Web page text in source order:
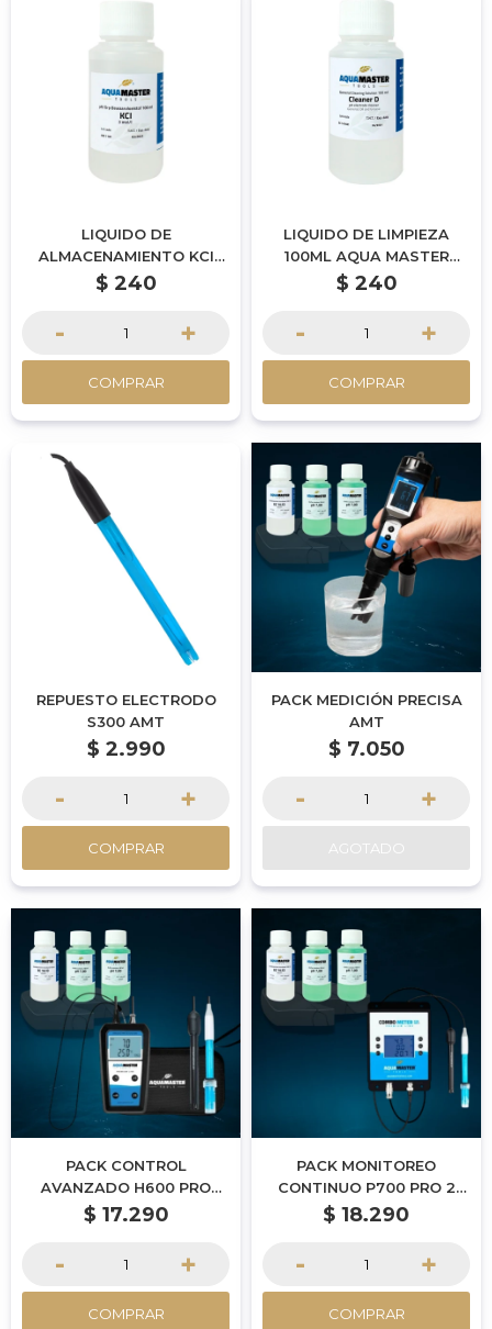
LIQUIDO DE
ALMACENAMIENTO KCI
100ML AQUA MASTER
$ 240
- +
COMPRAR
LIQUIDO DE LIMPIEZA
100ML AQUA MASTER
TOOLS
$ 240
- +
COMPRAR
REPUESTO ELECTRODO
S300 AMT
$ 2.990
- +
COMPRAR
PACK MEDICIÓN PRECISA
AMT
$ 7.050
- +
AGOTADO
PACK CONTROL
AVANZADO H600 PRO
AMT
$ 17.290
- +
COMPRAR
PACK MONITOREO
CONTINUO P700 PRO 2
AMT
$ 18.290
- +
COMPRAR